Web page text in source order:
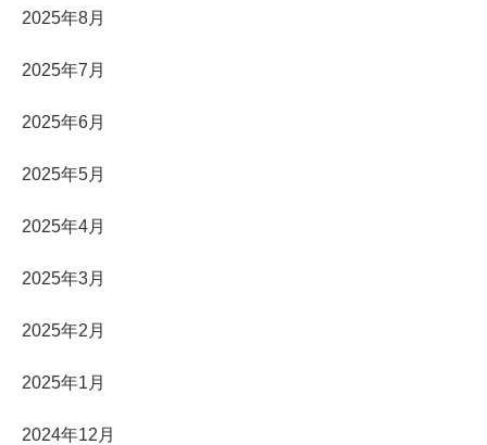
2025年8月
2025年7月
2025年6月
2025年5月
2025年4月
2025年3月
2025年2月
2025年1月
2024年12月